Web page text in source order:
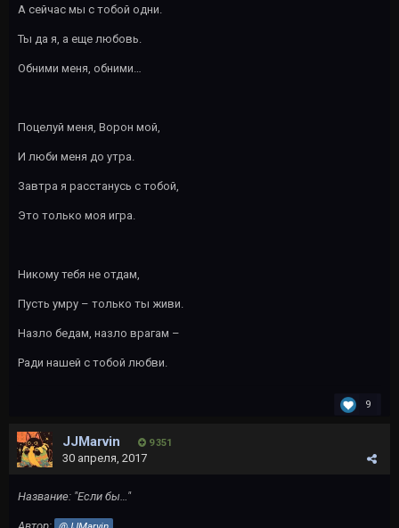
А сейчас мы с тобой одни.
Ты да я, а еще любовь.
Обними меня, обними…
Поцелуй меня, Ворон мой,
И люби меня до утра.
Завтра я расстанусь с тобой,
Это только моя игра.
Никому тебя не отдам,
Пусть умру – только ты живи.
Назло бедам, назло врагам –
Ради нашей с тобой любви.
9
JJMarvin 9 351
30 апреля, 2017
Название: "Если бы…"